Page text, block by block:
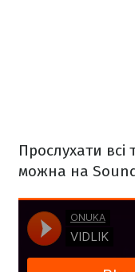
Прослухати всі
можна на